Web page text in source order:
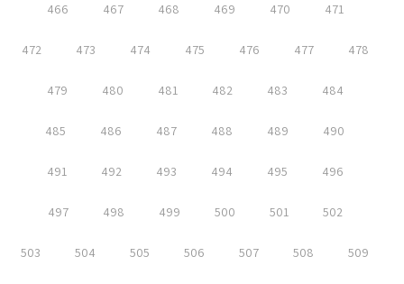
466 467 468 469 470 471
472 473 474 475 476 477 478
479 480 481 482 483 484
485 486 487 488 489 490
491 492 493 494 495 496
497 498 499 500 501 502
503 504 505 506 507 508 509